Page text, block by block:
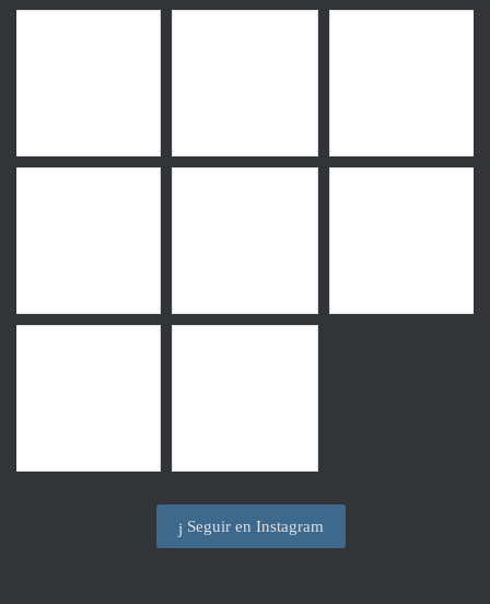
Seguir en Instagram